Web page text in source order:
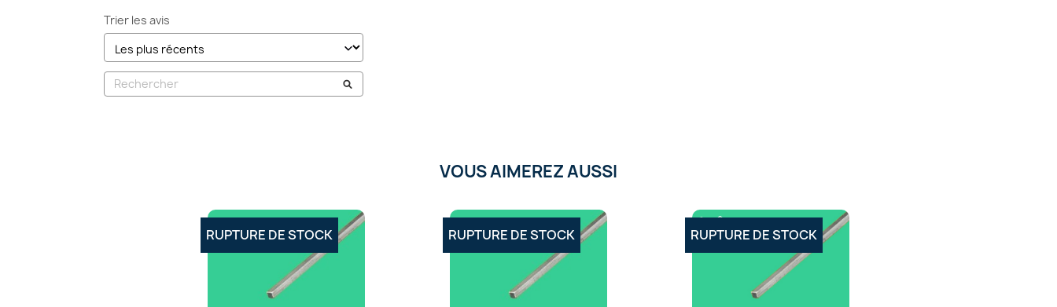
Trier les avis
VOUS AIMEREZ AUSSI
RUPTURE DE STOCK RUPTURE DE STOCK RUPTURE DE STOCK